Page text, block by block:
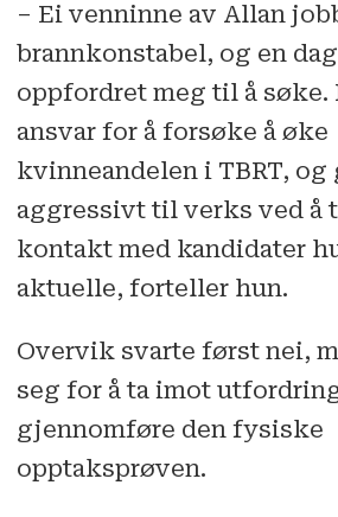
– Ei venninne av Allan
brannkonstabel, og en
oppfordret meg til å søke.
ansvar for å forsøke å øke
kvinneandelen i TBRT,
aggressivt til verks ved å
kontakt med kandidater
aktuelle, forteller hun.
Overvik svarte først nei,
seg for å ta imot
gjennomføre den fysiske
opptaksprøven.